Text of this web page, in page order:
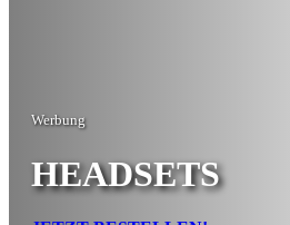
Werbung
HEADSETS